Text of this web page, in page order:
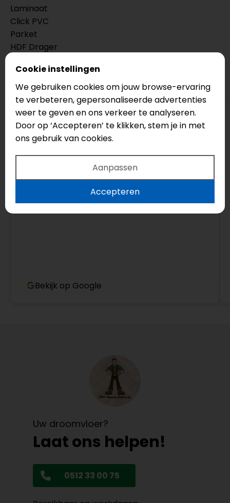
Laminaat
Click PVC
Parket
HDF Drager
PVCvloerenOnline.nl
5.0
Yannick Van der Cingel
Top bedrijf! Echt een aanrader, vriendelijke
mensen die meedenken en advies geven.
Bekijk op Google
Cookie instellingen
We gebruiken cookies om jouw browse-ervaring
te verbeteren, gepersonaliseerde advertenties
weer te geven en ons verkeer te analyseren.
Door op ‘Accepteren’ te klikken, stem je in met
ons gebruik van cookies.
Aanpassen
Accepteren
Uw droomvloer?
Laat ons helpen!
0512 33 00 75